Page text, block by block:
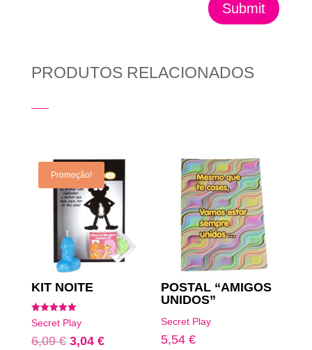
Submit
PRODUTOS RELACIONADOS
Promoção!
KIT NOITE
Avaliação
5.00
de 5
Secret Play
6,09€ O
3,04 €O
POSTAL “AMIGOS
UNIDOS”
Secret Play
5,54€